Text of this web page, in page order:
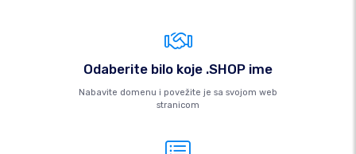
Odaberite bilo koje .SHOP ime
Nabavite domenu i povežite je sa svojom web
stranicom